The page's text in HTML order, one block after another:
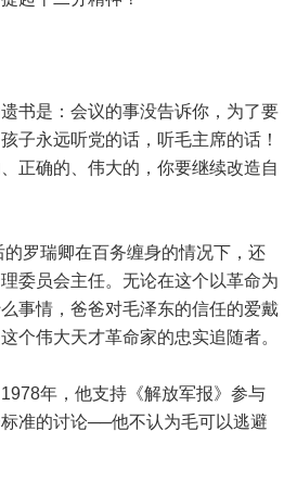
是：会议的事没告诉你，为了要
子永远听党的话，听毛主席的话！
正确的、伟大的，你要继续改造自
罗瑞卿在百务缠身的情况下，还
委员会主任。无论在这个以革命为
事情，爸爸对毛泽东的信任的爱戴
个伟大天才革命家的忠实追随者。
年，他支持《解放军报》参与
准的讨论──他不认为毛可以逃避